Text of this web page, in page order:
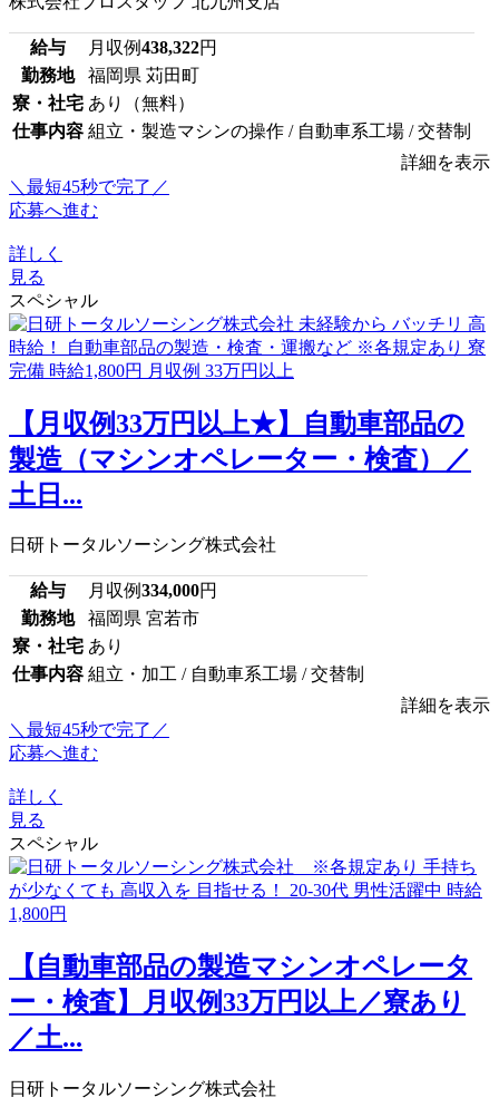
給与 月収例438,322円
勤務地
福岡県 苅田町
寮・社宅 あり（無料）
仕事内容 組立・製造マシンの操作 / 自動車系工場 / 交替制
詳細を表示
＼最短45秒で完了／
応募へ進む
詳しく
見る
スペシャル
【月収例33万円以上★】自動車部品の
製造（マシンオペレーター・検査）／
土日...
日研トータルソーシング株式会社
給与 月収例334,000円
勤務地
福岡県 宮若市
寮・社宅 あり
仕事内容 組立・加工 / 自動車系工場 / 交替制
詳細を表示
＼最短45秒で完了／
応募へ進む
詳しく
見る
スペシャル
【自動車部品の製造マシンオペレータ
ー・検査】月収例33万円以上／寮あり
／土...
日研トータルソーシング株式会社